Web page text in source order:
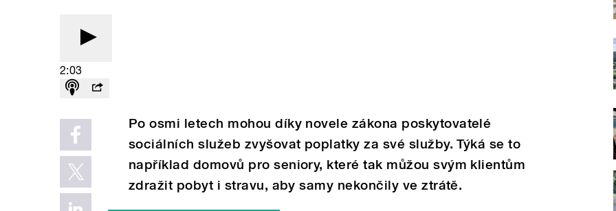
2:03
Po osmi letech mohou díky novele zákona poskytovatelé
sociálních služeb zvyšovat poplatky za své služby. Týká se to
například domovů pro seniory, které tak můžou svým klientům
zdražit pobyt i stravu, aby samy nekončily ve ztrátě.